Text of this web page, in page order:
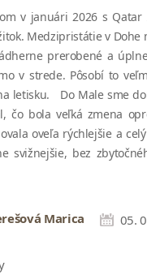
v januári 2026 s
Medzipristátie v
prerobené a
v strede. Pôsobí to
letisku. Do Male sme
čo bola veľká zmena
oveľa rýchlejšie a
svižnejšie, bez
Marica 05.